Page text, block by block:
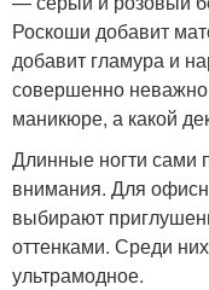
Роскоши добавит
добавит гламура и
совершенно неважно
маникюре, а какой
Длинные ногти сами
внимания. Для
выбирают
оттенками. Среди
ультрамодное.